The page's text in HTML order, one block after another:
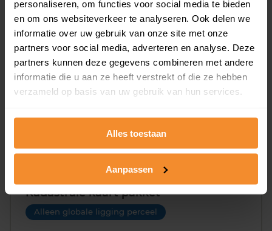
personaliseren, om functies voor social media te bieden
en om ons websiteverkeer te analyseren. Ook delen we
informatie over uw gebruik van onze site met onze
partners voor social media, adverteren en analyse. Deze
partners kunnen deze gegevens combineren met andere
informatie die u aan ze heeft verstrekt of die ze hebben
verzameld op basis van uw gebruik van hun services.
Alles toestaan
Aanpassen
Een overzicht van alle verkochte woningen (koopsom
en koopdatum) binnen een postcodegebied. Dit
inclusief een jaar lang gratis updates van nieuwe
koopsommen.
Direct leverbaar
Kadastrale kaart pakket
Alleen globale ligging perceel